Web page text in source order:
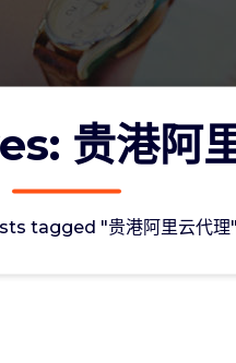
贵港阿
tagged "贵港阿里云代理"